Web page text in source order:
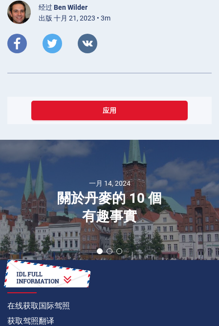
经过 Ben Wilder
出版 十月 21, 2023 • 3m
应用
一月 14, 2024
關於丹麥的 10 個
有趣事實
如何
在线获取国际驾照
获取驾照翻译